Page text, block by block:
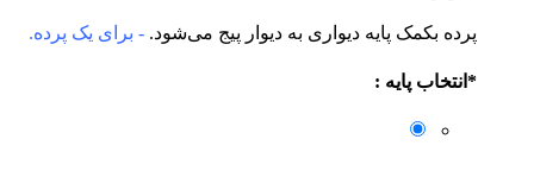
پرده بکمک پایه دیواری به دیوار پیج می‌شود.- برای یک پرده.
انتخاب پایه :